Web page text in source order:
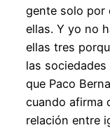
gente solo por
ellas. Y yo no
ellas tres
las
que Paco
cuando afirma
relación entre